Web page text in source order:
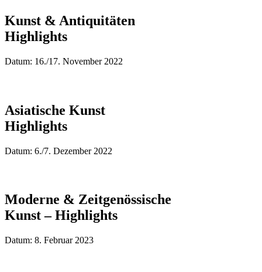
Kunst & Antiquitäten
Highlights
Datum: 16./17. November 2022
Asiatische Kunst
Highlights
Datum: 6./7. Dezember 2022
Moderne & Zeitgenössische
Kunst – Highlights
Datum: 8. Februar 2023